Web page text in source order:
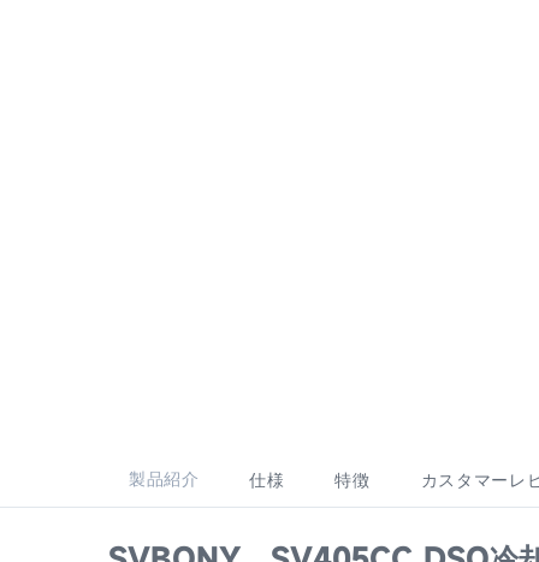
製品紹介 仕様 特徴 カスタマーレ